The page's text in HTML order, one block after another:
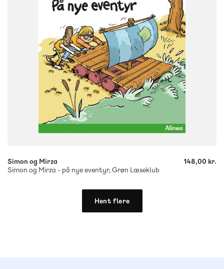
+
Simon og Mirza
Simon og Mirza - på nye eventyr, Grøn Læseklub
148,00 kr.
Hent flere